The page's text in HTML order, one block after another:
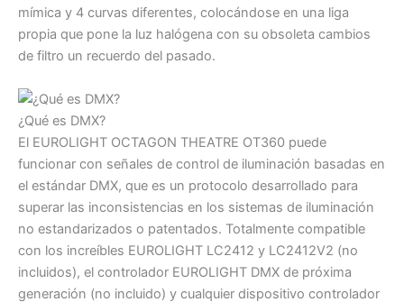
mímica y 4 curvas diferentes, colocándose en una liga
propia que pone la luz halógena con su obsoleta cambios
de filtro un recuerdo del pasado.
¿Qué es DMX?
El EUROLIGHT OCTAGON THEATRE OT360 puede
funcionar con señales de control de iluminación basadas en
el estándar DMX, que es un protocolo desarrollado para
superar las inconsistencias en los sistemas de iluminación
no estandarizados o patentados. Totalmente compatible
con los increíbles EUROLIGHT LC2412 y LC2412V2 (no
incluidos), el controlador EUROLIGHT DMX de próxima
generación (no incluido) y cualquier dispositivo controlador